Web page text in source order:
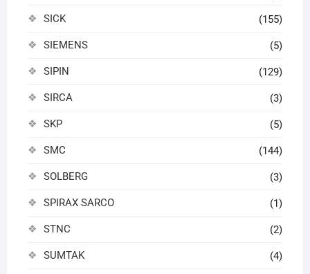
SICK (155)
SIEMENS (5)
SIPIN (129)
SIRCA (3)
SKP (5)
SMC (144)
SOLBERG (3)
SPIRAX SARCO (1)
STNC (2)
SUMTAK (4)